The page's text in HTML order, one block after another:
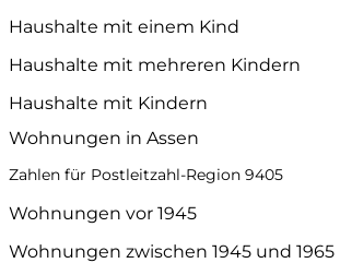
Haushalte mit einem Kind
Haushalte mit mehreren Kindern
Haushalte mit Kindern
Wohnungen in Assen
Zahlen für Postleitzahl-Region 9405
Wohnungen vor 1945
Wohnungen zwischen 1945 und 1965